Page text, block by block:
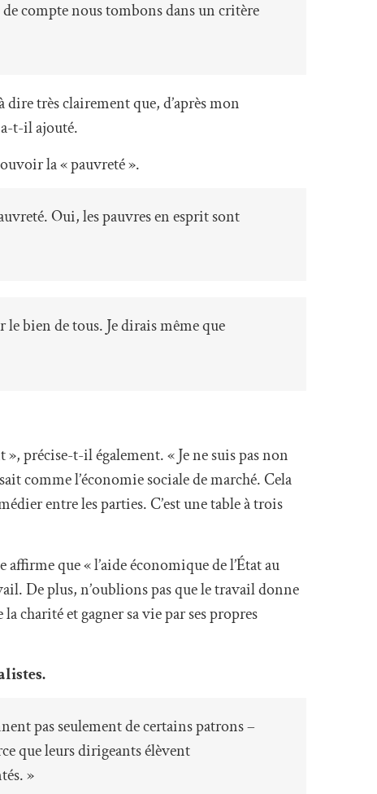
compte nous tombons dans un critère
dire très clairement que, d’après mon
t-il ajouté.
la « pauvreté ».
Oui, les pauvres en esprit sont
le bien de tous. Je dirais même que
précise-t-il également. « Je ne suis pas non
comme l’économie sociale de marché. Cela
entre les parties. C’est une table à trois
que « l’aide économique de l’État au
De plus, n’oublions pas que le travail donne
charité et gagner sa vie par ses propres
pas seulement de certains patrons –
que leurs dirigeants élèvent
»